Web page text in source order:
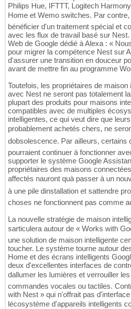
Philips Hue, IFTTT, Logitech
Home et Wemo switches. Par contre,
bénéficier d'un traitement spécial et
avec les flux de travail basé sur
Web de Google dédié à Alexa : «
pour migrer la compétence Nest sur
d'assurer une transition en douceur
avant de mettre fin au programme
Toutefois, les propriétaires de maison
avec Nest ne seront pas totalement
plupart des produits pour maisons
compatibles avec de multiples
intelligentes, ce qui veut dire que
probablement achetés chers, ne
dobsolescence. Par ailleurs,
pourraient continuer à fonctionner
supporter le système Google
propriétaires des maisons
affectés nauront quà passer à un
à une pile dinstallation et sattendre
choses ne fonctionnent pas comme
La nouvelle stratégie de maison
sarticulera autour de « Works with
une solution de maison intelligente
toucher. Le système tourne autour
Home et des écrans intelligents
deux d'excellentes interfaces de
dallumer les lumières et verrouiller
commandes vocales ou tactiles.
with Nest » qui n'offrait pas
lécosystème d'appareils intelligents